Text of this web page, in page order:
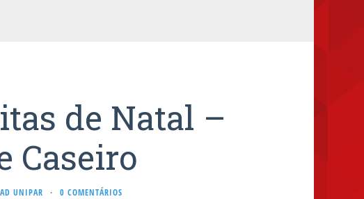
de Natal –
Caseiro
UNIPAR · 0 COMENTÁRIOS